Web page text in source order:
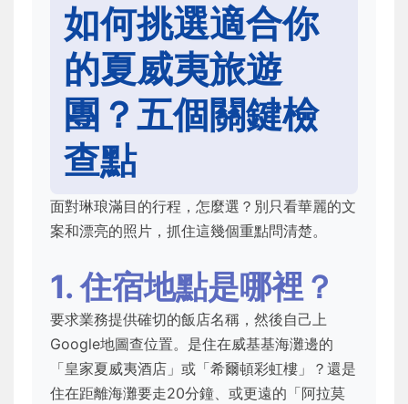
如何挑選適合你
的夏威夷旅遊
團？五個關鍵檢
查點
面對琳琅滿目的行程，怎麼選？別只看華麗的文
案和漂亮的照片，抓住這幾個重點問清楚。
1. 住宿地點是哪裡？
要求業務提供確切的飯店名稱，然後自己上
Google地圖查位置。是住在威基基海灘邊的
「皇家夏威夷酒店」或「希爾頓彩虹樓」？還是
住在距離海灘要走20分鐘、或更遠的「阿拉莫